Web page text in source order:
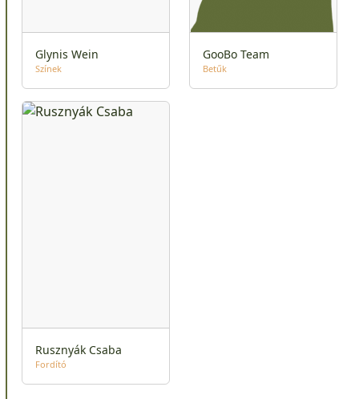
Glynis Wein
Színek
GooBo Team
Betűk
Rusznyák Csaba
Fordító